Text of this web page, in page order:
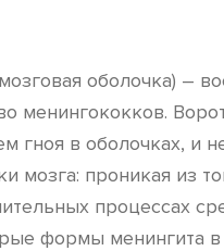
оболочка) –
менингококков.
гноя в оболочках, и
мозга: проникая из
процессах
формы